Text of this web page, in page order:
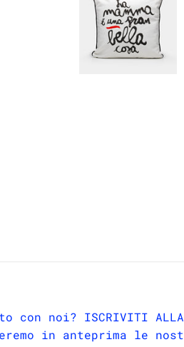
con noi? ISCRIVITI ALLA
in anteprima le